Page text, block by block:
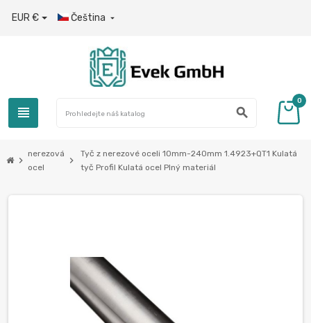
EUR € Čeština 
view_headline search
0
chevron_right
nerezová
ocel
chevron_right
Tyč z nerezové oceli 10mm-240mm 1.4923+QT1 Kulatá
tyč Profil Kulatá ocel Plný materiál